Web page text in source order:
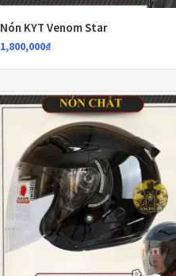
Nón KYT Venom Star
1,800,000₫